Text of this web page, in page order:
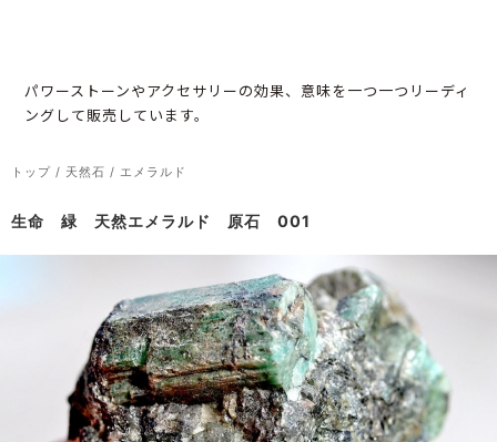
パワーストーンやアクセサリーの効果、意味を一つ一つリーディ
ングして販売しています。
トップ / 天然石 / エメラルド
生命 緑 天然エメラルド 原石 001